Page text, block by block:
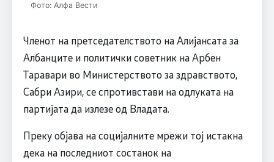
Фото: Алфа Вести
Членот на претседателството на Алијансата за
Албанците и политички советник на Арбен
Таравари во Министерството за здравството,
Сабри Азири, се спротивстави на одлуката на
партијата да излезе од Владата.
Преку објава на социјалните мрежи тој истакна
дека на последниот состанок на